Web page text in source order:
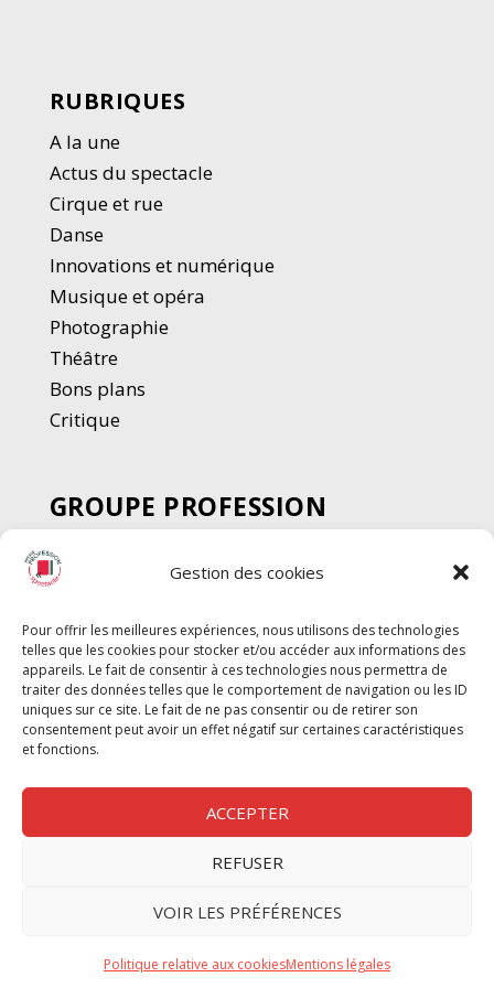
Gestion des cookies
Pour offrir les meilleures expériences, nous utilisons des technologies
telles que les cookies pour stocker et/ou accéder aux informations des
appareils. Le fait de consentir à ces technologies nous permettra de
traiter des données telles que le comportement de navigation ou les ID
uniques sur ce site. Le fait de ne pas consentir ou de retirer son
consentement peut avoir un effet négatif sur certaines caractéristiques
et fonctions.
ACCEPTER
REFUSER
VOIR LES PRÉFÉRENCES
Politique relative aux cookiesMentions légales
RUBRIQUES
A la une
Actus du spectacle
Cirque et rue
Danse
Innovations et numérique
Musique et opéra
Photographie
Théâtre
Bons plans
Critique
GROUPE PROFESSION
SPECTACLE
Chèque Intermittents
Chèque Compta
Chèque Emploi Spectacle
G-Pods
Profession Audio-visuel
Nous contacter